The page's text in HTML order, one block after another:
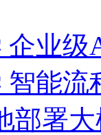
业级
智能流
部署